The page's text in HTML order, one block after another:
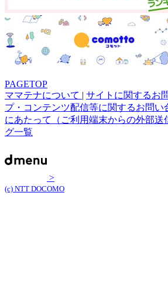
PAGETOP
ママテナについて | サイトに関するお
プ・コンテンツ配信等に関するお問い
にあたって（ご利用端末からの外部送
グ一覧
>
(c) NTT DOCOMO